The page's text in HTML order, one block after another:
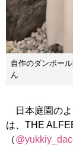
自作のダンボー
ん
日本庭園のよ
は、THE
（